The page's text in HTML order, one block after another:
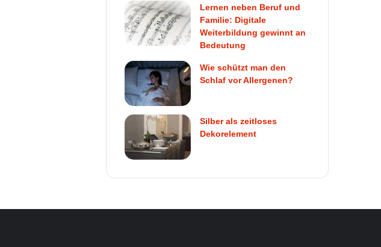
Lernen neben Beruf und
Familie: Digitale
Weiterbildung gewinnt an
Bedeutung
Wie schützt man den
Schlaf vor Allergenen?
Silber als zeitloses
Dekorelement